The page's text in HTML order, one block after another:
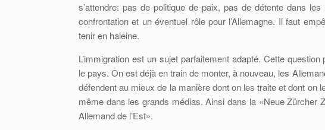
s’attendre: pas de politique de paix, pas de détente dans
confrontation et un éventuel rôle pour l’Allemagne. Il faut
tenir en haleine.
L’immigration est un sujet parfaitement adapté. Cette
le pays. On est déjà en train de monter, à nouveau, les
défendent au mieux de la manière dont on les traite et dont on
même dans les grands médias. Ainsi dans la «Neue Zürcher
Allemand de l’Est».